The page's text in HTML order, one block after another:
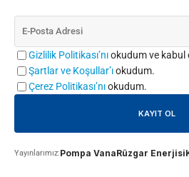
Gizlilik Politikası’nıokudum ve kabul
Şartlar ve Koşullar’ıokudum.
Çerez Politikası’nıokudum.
Yayınlarımız:Pompa VanaRüzgar Enerjisi